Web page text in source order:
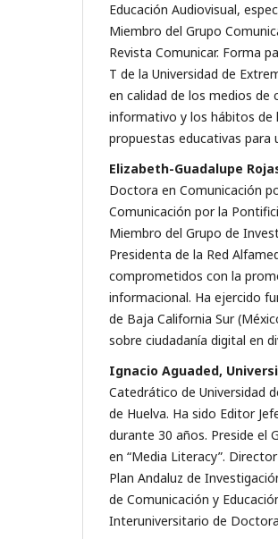
Educación Audiovisual,
Miembro del Grupo
Revista Comunicar. Forma
T de la Universidad de
en calidad de los medios
informativo y los hábitos de
propuestas educativas para
Elizabeth-Guadalupe
Doctora en Comunicación
Comunicación por la
Miembro del Grupo de
Presidenta de la Red
comprometidos con la
informacional. Ha ejercido
de Baja California Sur
sobre ciudadanía digital en
Ignacio Aguaded,
Catedrático de Universidad
de Huelva. Ha sido Editor
durante 30 años. Preside el
en “Media Literacy”.
Plan Andaluz de
de Comunicación y
Interuniversitario de